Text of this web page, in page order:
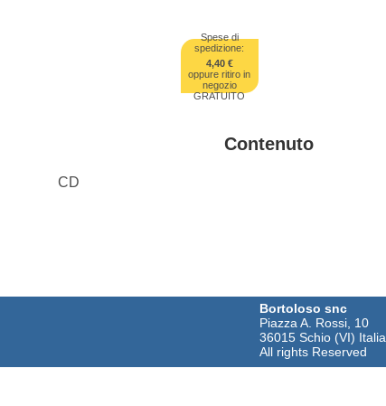
Spese di
spedizione:
4,40 €
oppure ritiro in
negozio
GRATUITO
Contenuto
CD
Bortoloso snc
Piazza A. Rossi, 10
36015 Schio (VI) Italia
All rights Reserved